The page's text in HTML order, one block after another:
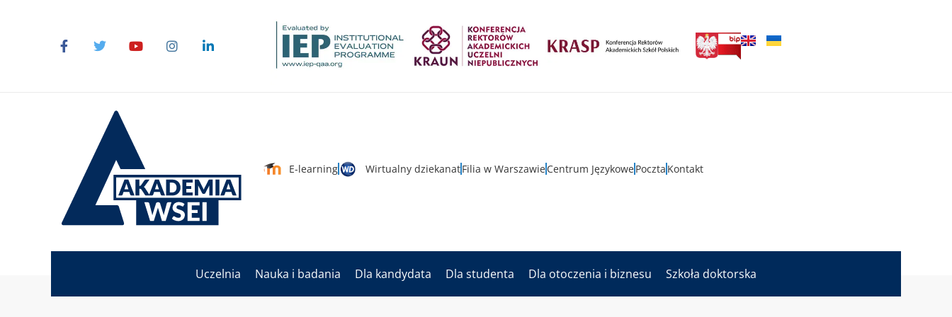
E-learning Wirtualny dziekanatFilia w WarszawieCentrum JęzykowePoczta Kontakt
Uczelnia Nauka i badania Dla kandydata Dla studenta Dla otoczenia i biznesu Szkoła doktorska